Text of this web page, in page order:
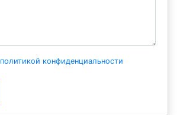
политикой конфиденциальности